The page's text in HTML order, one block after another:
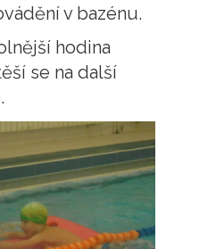
v bazénu.
hodina
se na další